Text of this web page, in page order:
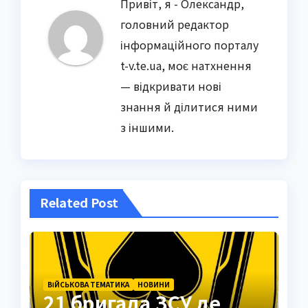
головний редактор
інформаційного порталу
t-v.te.ua, моє натхнення
— відкривати нові
знання й ділитися ними
з іншими.
Related Post
ВІЙСЬКОВА ТЕМАТИКА НОВИНИ
21 бригада ЗСУ де